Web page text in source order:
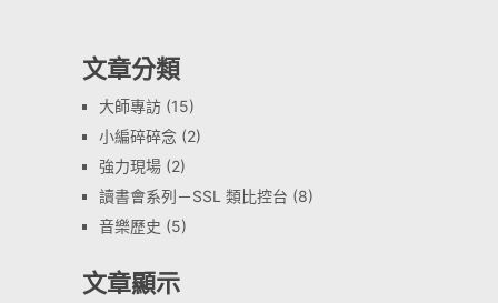
文章分類
大師專訪(15)
小編碎碎念 (2)
強力現場(2)
讀書會系列－SSL 類比控台 (8)
音樂歷史 (5)
文章顯示